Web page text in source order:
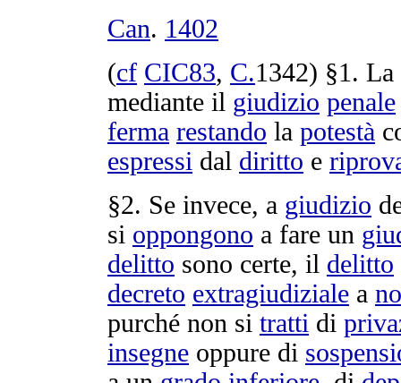
Can. 1402
(cf CIC83, C.1342) §1. La
mediante il giudizio penale
ferma restando la potestà
espressi dal diritto e
§2. Se invece, a giudizio
si oppongono a fare un
delitto sono certe, il delitto
decreto extragiudiziale a
purché non si tratti di
insegne oppure di